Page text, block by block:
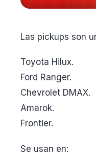
Las pickups son
Toyota Hilux.
Ford Ranger.
Chevrolet DMAX.
Amarok.
Frontier.
Se usan en: